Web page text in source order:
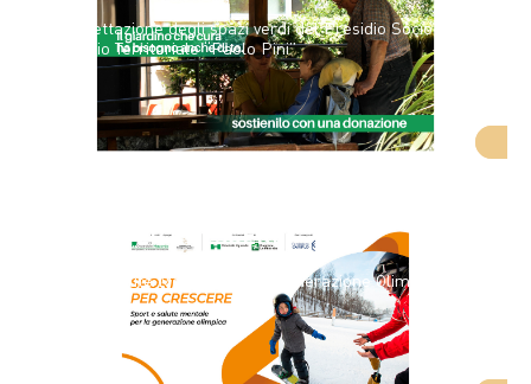
Riprogettazione degli spazi verdi del Presidio Socio-
Sanitario Territoriale “Paolo Pini”
SPORT PER CRESCERE
Sport e Salute Mentale per la Generazione Olimpica